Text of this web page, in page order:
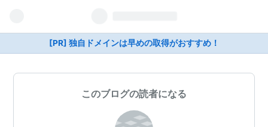
[PR] 独自ドメインは早めの取得がおすすめ！
このブログの読者になる